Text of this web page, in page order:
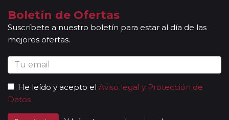
calidad de los hoteles en función de las ciudades
donde se albergará.
Variaciones: Los listados de hoteles reflejados circuito
como orientativos. Debido a nuestra política de
aumentar el número de autocares si la demanda es
alta y a la flexibilidad, unido al elevado porcentaje de
inscripciones tardías y las variaciones sobre el número
Boletín de Ofertas
Suscríbete a nuestro boletín para estar al día de las
mejores ofertas.
He leído y acepto el Aviso legal y Protección de
Datos